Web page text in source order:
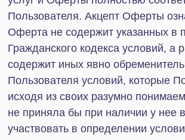
иллюстрации, видео, скрипты, программы для
ЭВМ и их модули, музыкальные произведения,
фонограммы, базы данных и другие объекты,
любые иные охраноспособные результаты
интеллектуальной деятельности, их подборки.
«Пользователь» — физическое лицо,
обратившееся к Сайту, достигшее возраста,
допустимого в соответствии с законодательством
Российской Федерации для акцепта
соответствующего пользовательского
соглашения или иных правил, в соответствии с